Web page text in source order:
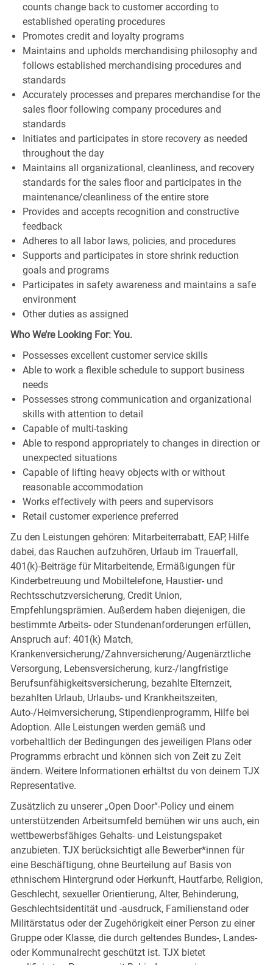
counts change back to customer according to
established operating procedures
Promotes credit and loyalty programs
Maintains and upholds merchandising philosophy and
follows established merchandising procedures and
standards
Accurately processes and prepares merchandise for the
sales floor following company procedures and
standards
Initiates and participates in store recovery as needed
throughout the day
Maintains all organizational, cleanliness, and recovery
standards for the sales floor and participates in the
maintenance/cleanliness of the entire store
Provides and accepts recognition and constructive
feedback
Adheres to all labor laws, policies, and procedures
Supports and participates in store shrink reduction
goals and programs
Participates in safety awareness and maintains a safe
environment
Other duties as assigned
Who We’re Looking For: You.
Possesses excellent customer service skills
Able to work a flexible schedule to support business
needs
Possesses strong communication and organizational
skills with attention to detail
Capable of multi-tasking
Able to respond appropriately to changes in direction or
unexpected situations
Capable of lifting heavy objects with or without
reasonable accommodation
Works effectively with peers and supervisors
Retail customer experience preferred
Zu den Leistungen gehören: Mitarbeiterrabatt, EAP, Hilfe
dabei, das Rauchen aufzuhören, Urlaub im Trauerfall,
401(k)-Beiträge für Mitarbeitende, Ermäßigungen für
Kinderbetreuung und Mobiltelefone, Haustier- und
Rechtsschutzversicherung, Credit Union,
Empfehlungsprämien. Außerdem haben diejenigen, die
bestimmte Arbeits- oder Stundenanforderungen erfüllen,
Anspruch auf: 401(k) Match,
Krankenversicherung/Zahnversicherung/Augenärztliche
Versorgung, Lebensversicherung, kurz-/langfristige
Berufsunfähigkeitsversicherung, bezahlte Elternzeit,
bezahlten Urlaub, Urlaubs- und Krankheitszeiten,
Auto-/Heimversicherung, Stipendienprogramm, Hilfe bei
Adoption. Alle Leistungen werden gemäß und
vorbehaltlich der Bedingungen des jeweiligen Plans oder
Programms erbracht und können sich von Zeit zu Zeit
ändern. Weitere Informationen erhältst du von deinem TJX
Representative.
Zusätzlich zu unserer „Open Door“-Policy und einem
unterstützenden Arbeitsumfeld bemühen wir uns auch, ein
wettbewerbsfähiges Gehalts- und Leistungspaket
anzubieten. TJX berücksichtigt alle Bewerber*innen für
eine Beschäftigung, ohne Beurteilung auf Basis von
ethnischem Hintergrund oder Herkunft, Hautfarbe, Religion,
Geschlecht, sexueller Orientierung, Alter, Behinderung,
Geschlechtsidentität und -ausdruck, Familienstand oder
Militärstatus oder der Zugehörigkeit einer Person zu einer
Gruppe oder Klasse, die durch geltendes Bundes-, Landes-
oder Kommunalrecht geschützt ist. TJX bietet